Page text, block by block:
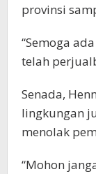
provinsi
“Semoga
telah
Senada,
lingkungan
menolak
“Mohon